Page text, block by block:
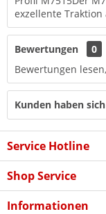
exzellente
Bewertungen
0
Bewertungen
Kunden haben
Service Hotline
Shop Service
Informationen